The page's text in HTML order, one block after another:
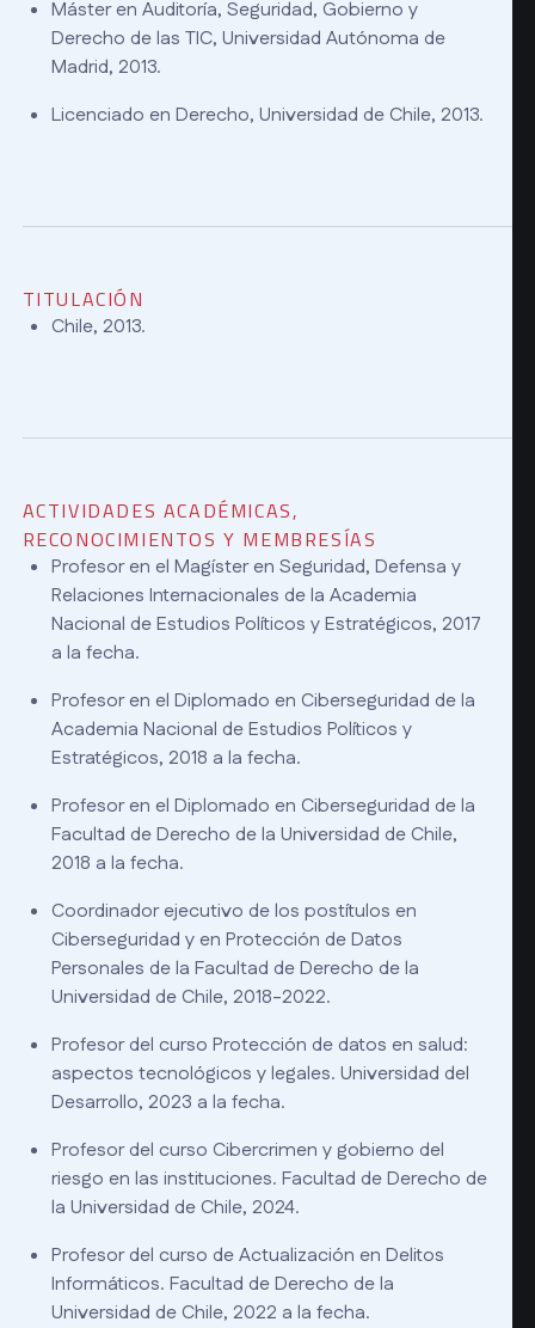
Máster en Auditoría, Seguridad, Gobierno y
Derecho de las TIC, Universidad Autónoma de
Madrid, 2013.
Licenciado en Derecho, Universidad de Chile, 2013.
TITULACIÓN
Chile, 2013.
ACTIVIDADES ACADÉMICAS,
RECONOCIMIENTOS Y MEMBRESÍAS
Profesor en el Magíster en Seguridad, Defensa y
Relaciones Internacionales de la Academia
Nacional de Estudios Políticos y Estratégicos, 2017
a la fecha.
Profesor en el Diplomado en Ciberseguridad de la
Academia Nacional de Estudios Políticos y
Estratégicos, 2018 a la fecha.
Profesor en el Diplomado en Ciberseguridad de la
Facultad de Derecho de la Universidad de Chile,
2018 a la fecha.
Coordinador ejecutivo de los postítulos en
Ciberseguridad y en Protección de Datos
Personales de la Facultad de Derecho de la
Universidad de Chile, 2018-2022.
Profesor del curso Protección de datos en salud:
aspectos tecnológicos y legales. Universidad del
Desarrollo, 2023 a la fecha.
Profesor del curso Cibercrimen y gobierno del
riesgo en las instituciones. Facultad de Derecho de
la Universidad de Chile, 2024.
Profesor del curso de Actualización en Delitos
Informáticos. Facultad de Derecho de la
Universidad de Chile, 2022 a la fecha.